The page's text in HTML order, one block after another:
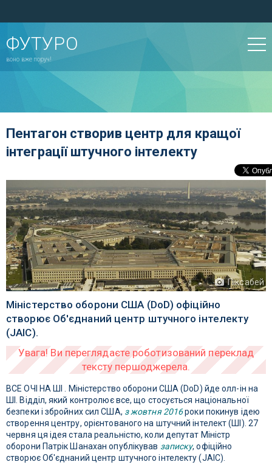
ФУТУРО
воно вже поруч!
Пентагон створив центр для кращої
інтеграції штучного інтелекту
Піксабей
Міністерство оборони США (DoD) офіційно
створює Об'єднаний центр штучного інтелекту
(JAIC).
ВСЕ ОЧІ НА ШІ . Міністерство оборони США (DoD) йде олл-ін на
ШІ. Відділ, який контролює все, що стосується національної
безпеки і збройних сил США, з жовтня 2016роки покинув ідею
створення центру, орієнтованого на штучний інтелект (ШІ). 27
червня ця ідея стала реальністю, коли депутат Міністр
оборони Патрік Шанахан опублікував записку, офіційно
створює Об'єднаний центр штучного інтелекту (JAIC).